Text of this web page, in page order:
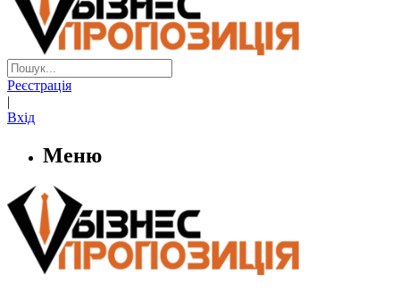
Реєстрація
|
Вхід
Меню